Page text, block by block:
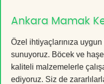
Ankara Mamak
Özel ihtiyaçlarınıza uygun
sunuyoruz. Böcek ve
kaliteli malzemelerle
ediyoruz. Siz de